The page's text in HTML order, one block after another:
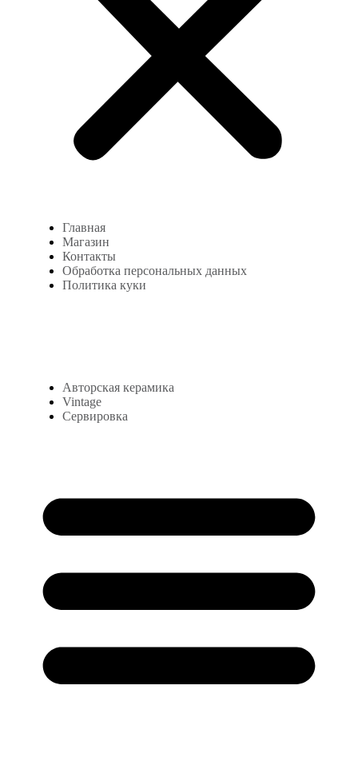
Главная
Магазин
Контакты
Обработка персональных данных
Политика куки
Авторская керамика
Vintage
Сервировка